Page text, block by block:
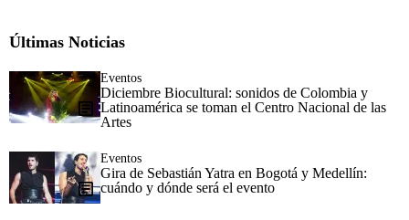
Últimas Noticias
Eventos
Diciembre Biocultural: sonidos de Colombia y
Latinoamérica se toman el Centro Nacional de las
Artes
Eventos
Gira de Sebastián Yatra en Bogotá y Medellín:
cuándo y dónde será el evento